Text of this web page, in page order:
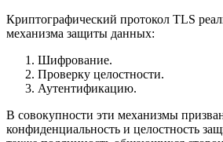
Криптографический протокол TLS
механизма защиты данных:
Шифрование.
Проверку целостности.
Аутентификацию.
В совокупности эти механизмы
конфиденциальность и целостность